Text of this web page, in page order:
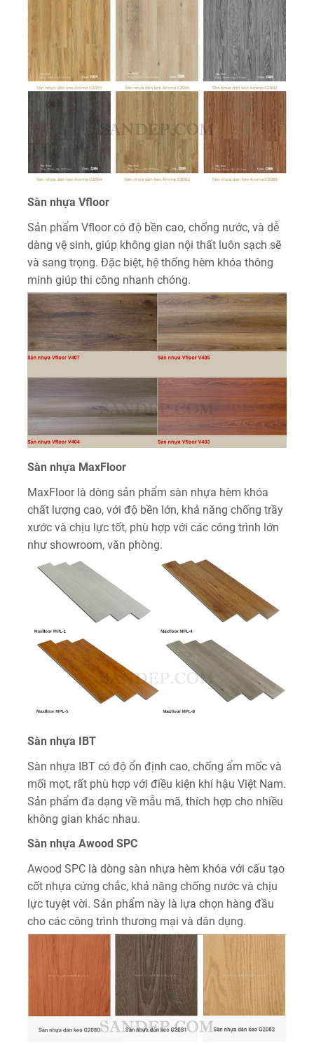
Sàn nhựa Vfloor
Sản phẩm Vfloor có độ bền cao, chống nước, và dễ
dàng vệ sinh, giúp không gian nội thất luôn sạch sẽ
và sang trọng. Đặc biệt, hệ thống hèm khóa thông
minh giúp thi công nhanh chóng.
Sàn nhựa MaxFloor
MaxFloor là dòng sản phẩm sàn nhựa hèm khóa
chất lượng cao, với độ bền lớn, khả năng chống trầy
xước và chịu lực tốt, phù hợp với các công trình lớn
như showroom, văn phòng.
Sàn nhựa IBT
Sàn nhựa IBT có độ ổn định cao, chống ẩm mốc và
mối mọt, rất phù hợp với điều kiện khí hậu Việt Nam.
Sản phẩm đa dạng về mẫu mã, thích hợp cho nhiều
không gian khác nhau.
Sàn nhựa Awood SPC
Awood SPC là dòng sàn nhựa hèm khóa với cấu tạo
cốt nhựa cứng chắc, khả năng chống nước và chịu
lực tuyệt vời. Sản phẩm này là lựa chọn hàng đầu
cho các công trình thương mại và dân dụng.